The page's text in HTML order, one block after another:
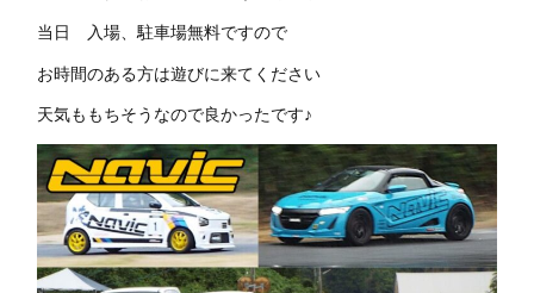
当日 入場、駐車場無料ですので
お時間のある方は遊びに来てください
天気ももちそうなので良かったです♪